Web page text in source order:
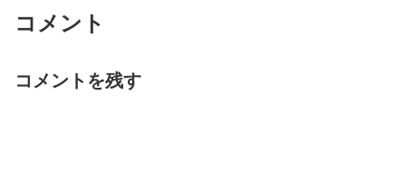
コメント
コメントを残す